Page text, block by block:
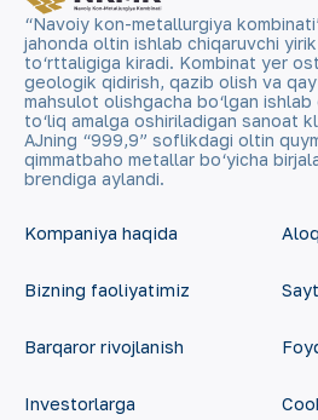
“Navoiy kon-metallurgiya
jahonda oltin ishlab chiqaruvchi
to‘rttaligiga kiradi. Kombinat yer
geologik qidirish, qazib olish va
mahsulot olishgacha bo‘lgan ishlab
to‘liq amalga oshiriladigan sanoat
AJning “999,9” soflikdagi oltin
qimmatbaho metallar bo‘yicha
brendiga aylandi.
Kompaniya haqida
Bizning faoliyatimiz
Barqaror rivojlanish
Investorlarga